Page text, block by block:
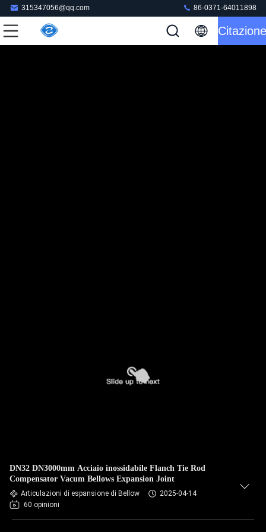
315347056@qq.com 86-0371-64011898
Citazione
DN32 DN3000mm Acciaio inossidabile Flanch Tie Rod
Compensator Vacum Bellows Expansion Joint
Articulazioni di espansione di Bellow
2025-04-14
60 opinioni